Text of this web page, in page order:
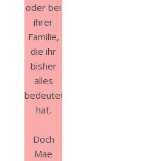
oder bei
ihrer
Familie,
die ihr
bisher
alles
bedeutet
hat.
Doch
Mae